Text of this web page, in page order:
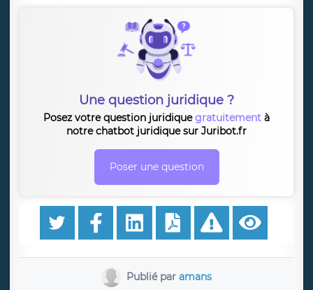
Une question juridique ?
Posez votre question juridiquegratuitement à
notre chatbot juridique sur Juribot.fr
Poser une question
Publié par amans